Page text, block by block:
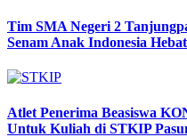
Tim SMA Negeri 2
Senam Anak Indonesia Hebat
Atlet Penerima Beasiswa
Untuk Kuliah di STKIP